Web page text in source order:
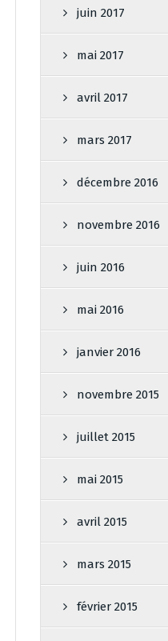
juin 2017
mai 2017
avril 2017
mars 2017
décembre 2016
novembre 2016
juin 2016
mai 2016
janvier 2016
novembre 2015
juillet 2015
mai 2015
avril 2015
mars 2015
février 2015